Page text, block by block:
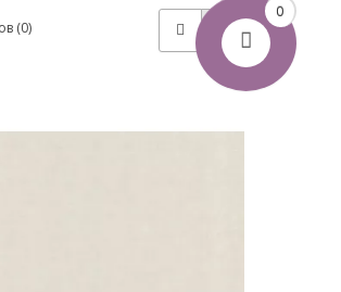
0
(0)